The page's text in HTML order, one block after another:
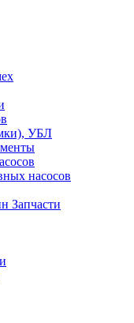
УБЛ
насосов
Запчасти